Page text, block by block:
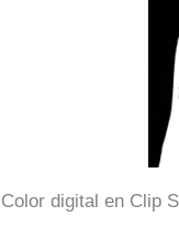
Color digital en Clip